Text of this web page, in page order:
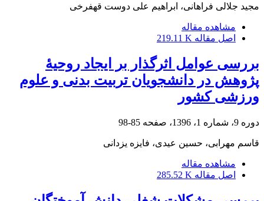
مجید جلالی فراهانی، ابراهیم علی دوست قهفرخی
مشاهده مقاله
اصل مقاله 219.11 K
بررسی عوامل اثرگذار بر ایجاد روحیۀ
پژوهش در دانشجویان تربیت بدنی و علوم
ورزشی کشور
دوره 9، شماره 1، 1396، صفحه 85-98
قاسم مهرابی، حسین عیدی، فایزه یزدانی
مشاهده مقاله
اصل مقاله 285.52 K